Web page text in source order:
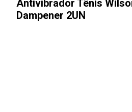
Antivibrador Tênis
Dampener 2UN